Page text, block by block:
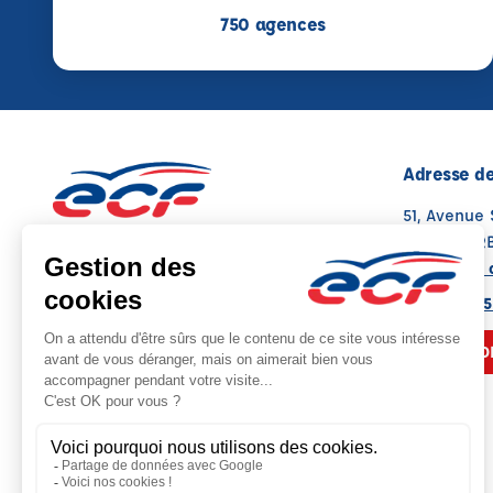
750 agences
Note : 4.8/5
Moyenne calculée sur 67 avis
Adresse
51,
57600
Voir sur la
03 87 29
NOUS